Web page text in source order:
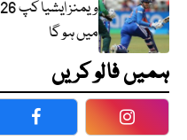
میں ہو گا
ہمیں فالو کریں
Facebook